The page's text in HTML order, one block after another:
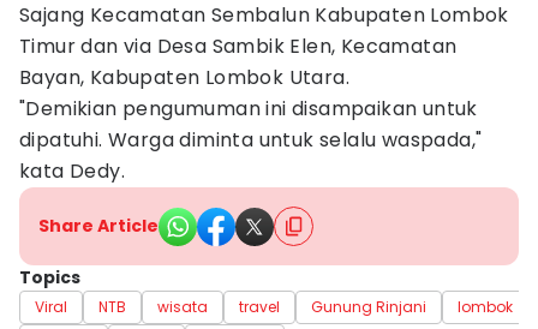
Sajang Kecamatan Sembalun Kabupaten Lombok
Timur dan via Desa Sambik Elen, Kecamatan
Bayan, Kabupaten Lombok Utara.
"Demikian pengumuman ini disampaikan untuk
dipatuhi. Warga diminta untuk selalu waspada,"
kata Dedy.
Share Article
Topics
Viral NTB wisata travel Gunung Rinjani
lombok